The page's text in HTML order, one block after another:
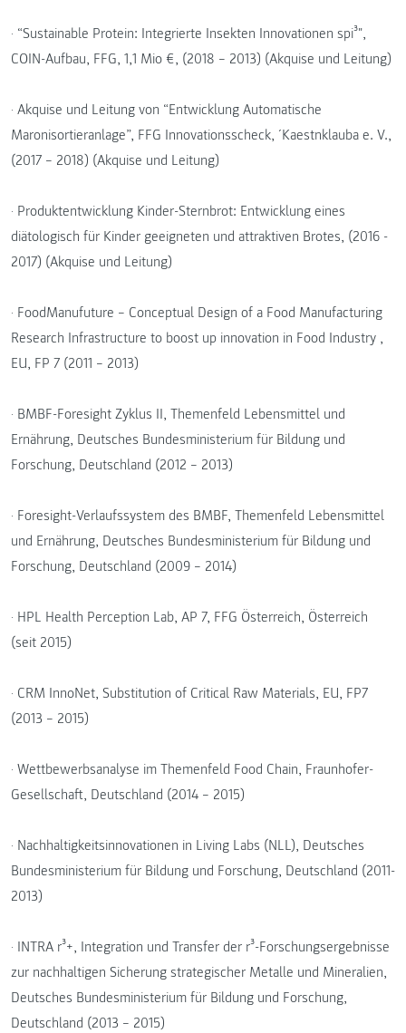
· “Sustainable Protein: Integrierte Insekten Innovationen spi³",
COIN-Aufbau, FFG, 1,1 Mio €, (2018 – 2013) (Akquise und Leitung)
· Akquise und Leitung von “Entwicklung Automatische
Maronisortieranlage”, FFG Innovationsscheck, ´Kaestnklauba e. V.,
(2017 – 2018) (Akquise und Leitung)
· Produktentwicklung Kinder-Sternbrot: Entwicklung eines
diätologisch für Kinder geeigneten und attraktiven Brotes, (2016 -
2017) (Akquise und Leitung)
· FoodManufuture – Conceptual Design of a Food Manufacturing
Research Infrastructure to boost up innovation in Food Industry ,
EU, FP 7 (2011 – 2013)
· BMBF-Foresight Zyklus II, Themenfeld Lebensmittel und
Ernährung, Deutsches Bundesministerium für Bildung und
Forschung, Deutschland (2012 – 2013)
· Foresight-Verlaufssystem des BMBF, Themenfeld Lebensmittel
und Ernährung, Deutsches Bundesministerium für Bildung und
Forschung, Deutschland (2009 – 2014)
· HPL Health Perception Lab, AP 7, FFG Österreich, Österreich
(seit 2015)
· CRM InnoNet, Substitution of Critical Raw Materials, EU, FP7
(2013 – 2015)
· Wettbewerbsanalyse im Themenfeld Food Chain, Fraunhofer-
Gesellschaft, Deutschland (2014 – 2015)
· Nachhaltigkeitsinnovationen in Living Labs (NLL), Deutsches
Bundesministerium für Bildung und Forschung, Deutschland (2011-
2013)
· INTRA r³+, Integration und Transfer der r³-Forschungsergebnisse
zur nachhaltigen Sicherung strategischer Metalle und Mineralien,
Deutsches Bundesministerium für Bildung und Forschung,
Deutschland (2013 – 2015)